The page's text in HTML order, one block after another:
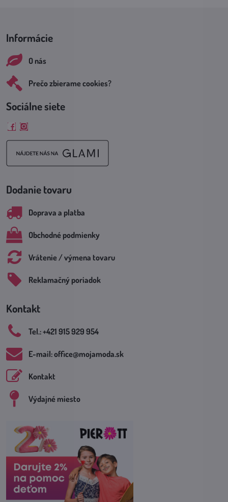
Informácie
O nás
Prečo zbierame cookies?
Sociálne siete
FacebookInstagram
Dodanie tovaru
Doprava a platba
Obchodné podmienky
Vrátenie / výmena tovaru
Reklamačný poriadok
Kontakt
Tel​.: +421 915 929 954
E-mail: office​@mojamoda​.sk
Kontakt
Výdajné miesto